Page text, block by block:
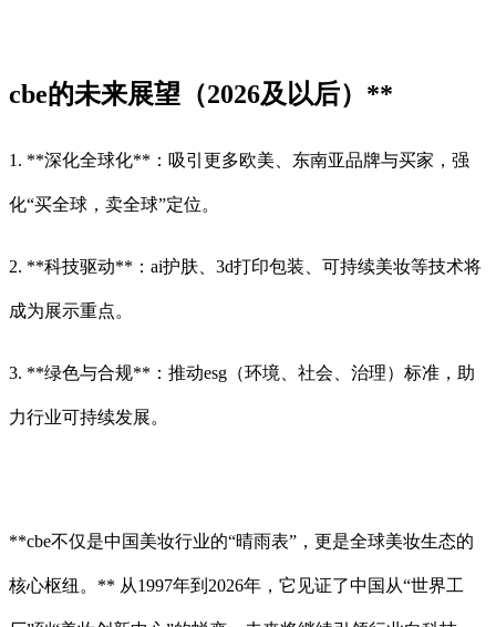
cbe的未来展望（2026及以后）**
1. **深化全球化**：吸引更多欧美、东南亚品牌与买家，强
化“买全球，卖全球”定位。
2. **科技驱动**：ai护肤、3d打印包装、可持续美妆等技术将
成为展示重点。
3. **绿色与合规**：推动esg（环境、社会、治理）标准，助
力行业可持续发展。
**cbe不仅是中国美妆行业的“晴雨表”，更是全球美妆生态的
核心枢纽。** 从1997年到2026年，它见证了中国从“世界工